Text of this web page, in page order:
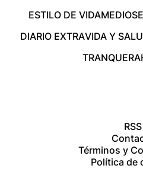
ESTILO DE VIDAMEDIOS
DIARIO EXTRAVIDA Y
TRANQUERA
RSS
Términos y
Política de